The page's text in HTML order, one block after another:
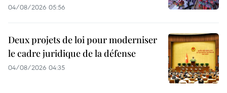
04/08/2026 05:56
Deux projets de loi pour moderniser
le cadre juridique de la défense
04/08/2026 04:35